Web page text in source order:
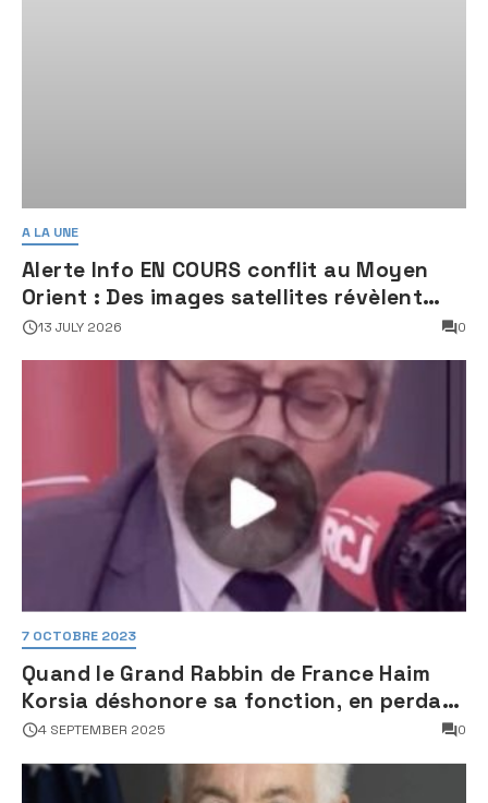
A LA UNE
Alerte Info EN COURS conflit au Moyen
Orient : Des images satellites révèlent
une activité jugée « inquiétante » sur
13 JULY 2026 0
7 OCTOBRE 2023
Quand le Grand Rabbin de France Haim
Korsia déshonore sa fonction, en perdant
son sang froid
4 SEPTEMBER 2025 0